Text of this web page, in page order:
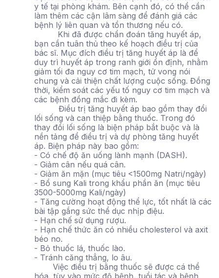
y tế tại phòng khám. Bên cạnh đó, có thể cần
làm thêm các cận lâm sàng để đánh giá các
bệnh lý liên quan và tổn thương nếu có.
Khi đã được chẩn đoán tăng huyết áp,
bạn cần tuân thủ theo kế hoạch điều trị của
bác sĩ. Mục đích điều trị tăng huyết áp là để
duy trì huyết áp trong ranh giới ổn định, nhằm
giảm tối đa nguy cơ tim mạch, tử vong nói
chung và cải thiện chất lượng cuộc sống. Đồng
thời, kiểm soát các yếu tố nguy cơ tim mạch và
các bệnh đồng mắc đi kèm.
Điều trị tăng huyết áp bao gồm thay đổi
lối sống và can thiệp bằng thuốc. Trong đó
thay đổi lối sống là biện pháp bắt buộc và là
nền tảng để điều trị và dự phòng tăng huyết
áp. Biện pháp này bao gồm:
- Có chế độ ăn uống lành mạnh (DASH).
- Giảm cân nếu quá cân.
- Giảm ăn mặn (mục tiêu <1500mg Natri/ngày)
- Bổ sung Kali trong khẩu phần ăn (mục tiêu
3500-5000mg Kali/ngày)
- Tăng cường hoạt động thể lực, tốt nhất là các
bài tập gắng sức thể dục nhịp điệu.
- Hạn chế sử dụng rượu.
- Hạn chế thức ăn có nhiều cholesterol và axit
béo no.
- Bỏ thuốc lá, thuốc lào.
- Tránh căng thẳng, lo âu.
Việc điều trị bằng thuốc sẽ được cá thể
hóa, tùy vào mức độ bệnh, tuổi tác và bệnh